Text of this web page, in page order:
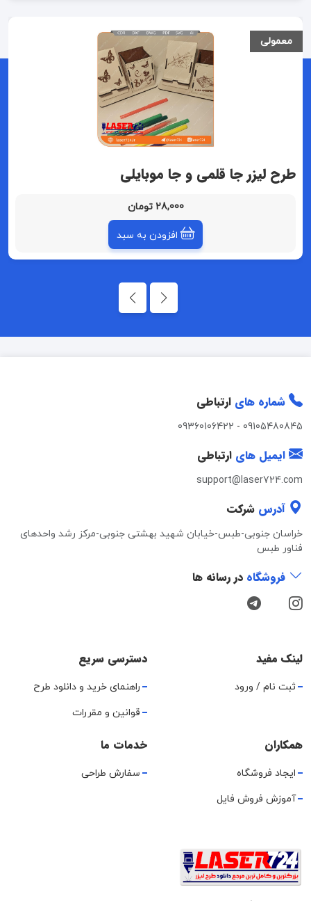
معمولی
طرح لیزر جا قلمی و جا موبایلی
28,000 تومان
افزودن به سبد
شماره های ارتباطی
09105480845
-
09360106422
ایمیل های ارتباطی
support@laser724.com
آدرس شرکت
خراسان جنوبی-طبس-خیابان شهید بهشتی جنوبی-مرکز رشد واحدهای
فناور طبس
فروشگاه در رسانه ها
لینک مفید
ثبت نام / ورود
دسترسی سریع
راهنمای خرید و دانلود طرح
قوانین و مقررات
همکاران
ایجاد فروشگاه
آموزش فروش فایل
خدمات ما
سفارش طراحی